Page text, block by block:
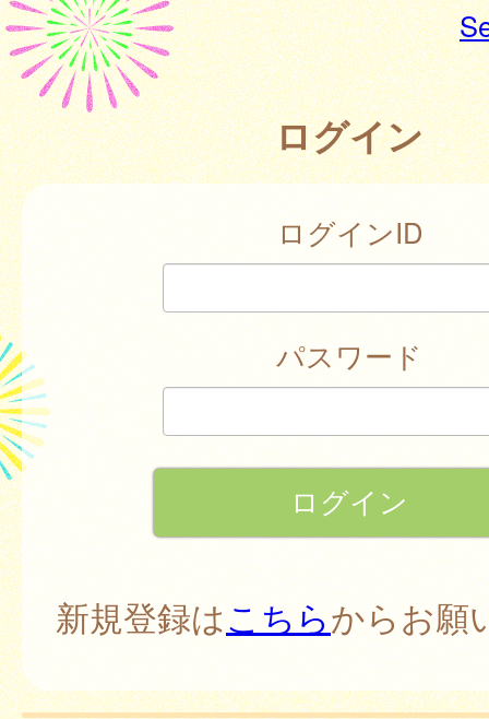
ログイン
ログインID
パスワード
新規登録はこちらからお願